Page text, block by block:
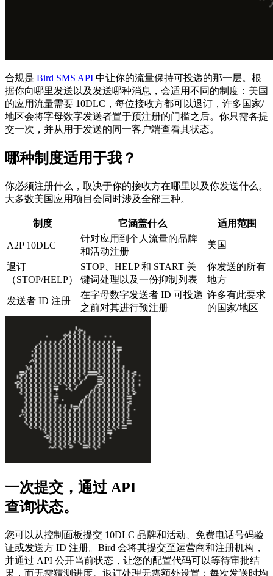
合规是 Bird SMS API 中让你的流量保持可投递的那一层。根
据你向哪里发送以及发送哪种消息，会适用不同的制度：美国
的应用流量需要 10DLC，每位接收方都可以退订，许多国家/
地区会将字母数字发送者置于预注册的门槛之后。你只需各提
交一次，并从用于发送的同一客户端查看其状态。
哪种制度适用于我？
你必须注册什么，取决于你的接收方在哪里以及你发送什么。
大多数美国应用项目会同时涉及全部三种。
制度 它涵盖什么 适用范围
A2P 10DLC
针对应用到个人流量的品牌
和活动注册
美国
退订
（STOP/HELP）
STOP、HELP 和 START 关
键词处理以及一份抑制列表
你发送的所有
地方
发送者 ID 注册
在字母数字发送者 ID 可投递
之前对其进行预注册
许多有此要求
的国家/地区
一次提交，通过 API
查询状态。
您可以从控制面板提交 10DLC 品牌和活动、免费电话号码验
证或发送方 ID 注册。Bird 会将其提交至运营商和注册机构，
并通过 API 公开当前状态，让您的配置代码可以等待审批结
果，而无需猜测进度。退订处理无需额外设置：每次发送时均